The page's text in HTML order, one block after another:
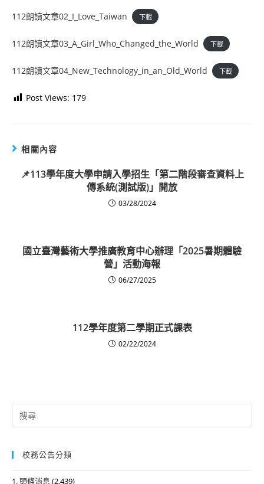
112朗讀文章02_I_Love_Taiwan 下載
112朗讀文章03_A_Girl_Who_Changed_the_World 下載
112朗讀文章04_New_Technology_in_an_Old_World 下載
Post Views: 179
相關內容
📌113學年度大學申請入學招生「第二階段審查資料上
傳系統(測試版)」開放
03/28/2024
國立臺灣藝術大學推廣教育中心辦理「2025暑期體驗
營」活動海報
06/27/2025
112學年度第二學期正式課表
02/22/2024
Search
for:
校務公告分類
1. 頭條消息 (2,439)